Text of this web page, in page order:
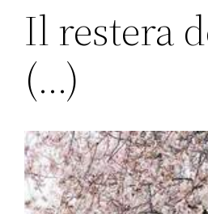
Il restera
(…)